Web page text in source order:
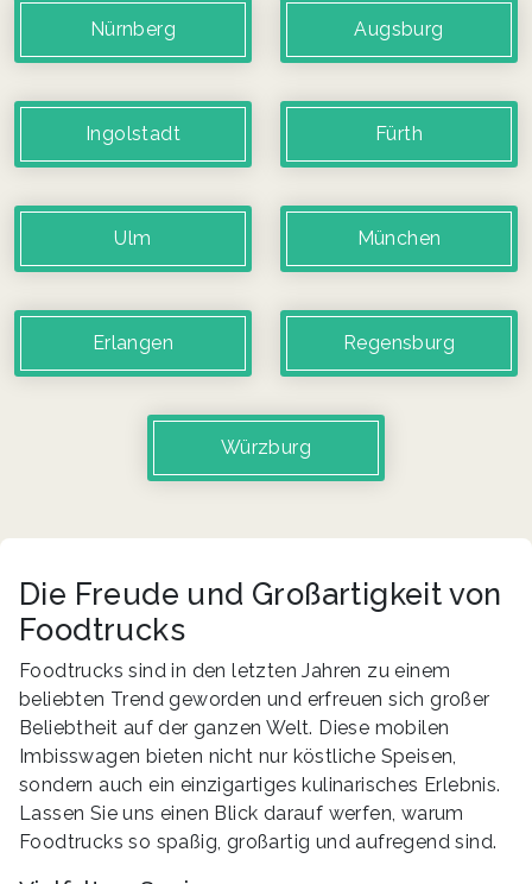
Nürnberg Augsburg
Ingolstadt Fürth
Ulm München
Erlangen Regensburg
Würzburg
Die Freude und Großartigkeit von
Foodtrucks
Foodtrucks sind in den letzten Jahren zu einem
beliebten Trend geworden und erfreuen sich großer
Beliebtheit auf der ganzen Welt. Diese mobilen
Imbisswagen bieten nicht nur köstliche Speisen,
sondern auch ein einzigartiges kulinarisches Erlebnis.
Lassen Sie uns einen Blick darauf werfen, warum
Foodtrucks so spaßig, großartig und aufregend sind.